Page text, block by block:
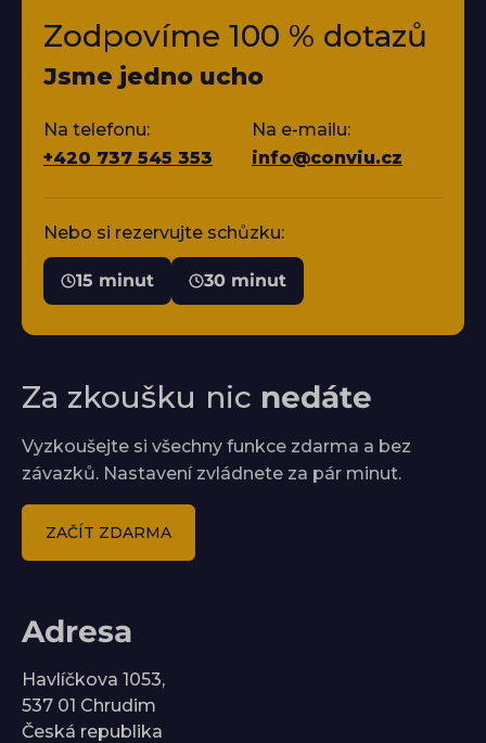
Zodpovíme 100 % dotazů
Jsme jedno ucho
Na telefonu:
+420 737 545 353
Na e-mailu:
info@conviu.cz
Nebo si rezervujte schůzku:
15 minut 30 minut
Za zkoušku nic nedáte
Vyzkoušejte si všechny funkce zdarma a bez
závazků. Nastavení zvládnete za pár minut.
ZAČÍT ZDARMA
Adresa
Havlíčkova 1053,
537 01 Chrudim
Česká republika